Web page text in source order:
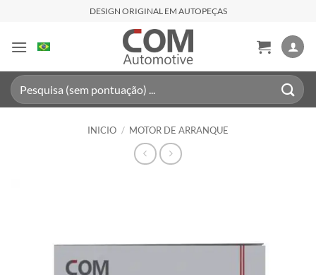
contenido
DESIGN ORIGINAL EM AUTOPEÇAS
Buscar
por:
INICIO / MOTOR DE ARRANQUE